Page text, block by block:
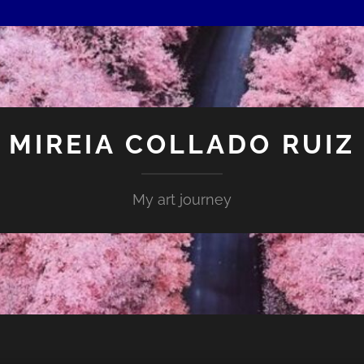
MIREIA COLLADO RUIZ
My art journey